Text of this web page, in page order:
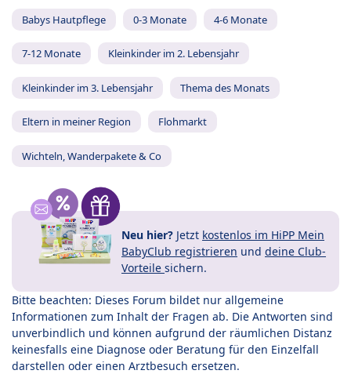
Babys Hautpflege 0-3 Monate 4-6 Monate
7-12 Monate Kleinkinder im 2. Lebensjahr
Kleinkinder im 3. Lebensjahr Thema des Monats
Eltern in meiner Region Flohmarkt
Wichteln, Wanderpakete & Co
Neu hier? Jetzt kostenlos im HiPP Mein
BabyClub registrieren und deine Club-
Vorteile sichern.
Bitte beachten: Dieses Forum bildet nur allgemeine
Informationen zum Inhalt der Fragen ab. Die Antworten sind
unverbindlich und können aufgrund der räumlichen Distanz
keinesfalls eine Diagnose oder Beratung für den Einzelfall
darstellen oder einen Arztbesuch ersetzen.